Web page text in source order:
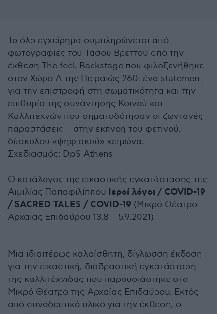
Το όλο εγχείρημα συμπληρώνεται από
φωτογραφίες του Τάσου Βρεττού από την
έκθεση The feel. Backstage που φιλοξενήθηκε
στον Χώρο Α της Πειραιώς 260: ένα statement
για την επιστροφή στη σωματικότητα και την
επιθυμία της συνάντησης Κοινού και
Καλλιτεχνών που σηματοδότησαν οι ζωντανές
παραστάσεις – στην εκπνοή του φετινού,
δύσκολου «ψηφιακού» χειμώνα.
Σχεδιασμός: DpS Athens
Ο κατάλογος της εικαστικής εγκατάστασης της
Αιμιλίας Παπαφιλίππου Ιεροί λόγοι / COVID-19
/ SACRED TALES / COVID-19 (Μικρό Θέατρο
Αρχαίας Επιδαύρου 13.8 – 5.9.2021)
Μια ιδιαιτέρως καλαίσθητη, δίγλωσση έκδοση
για την εικαστική, διαδραστική εγκατάσταση
της καλλιτέχνιδας που παρουσιάστηκε στο
Μικρό Θέατρο της Αρχαίας Επιδαύρου. Εκτός
από συνοδευτικό υλικό για την έκθεση, ο